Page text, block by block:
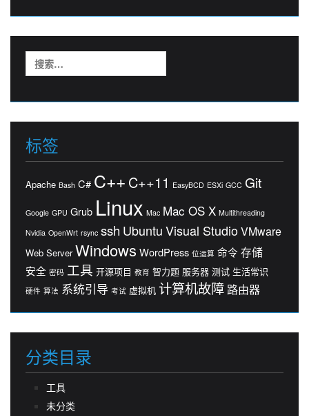
索：
标签
Apache Bash C# C++ C++11 EasyBCD ESXi GCC Git
Google GPU Grub Linux Mac Mac OS X Multithreading
Nvidia OpenWrt rsync ssh UbuntuVisual StudioVMware
Web Server Windows WordPress 位运算 命令 存储
安全 密码 工具 开源项目 教育 智力题 服务器 测试 生活常识
硬件 算法 系统引导 考试 虚拟机 计算机故障 路由器
分类目录
工具
未分类